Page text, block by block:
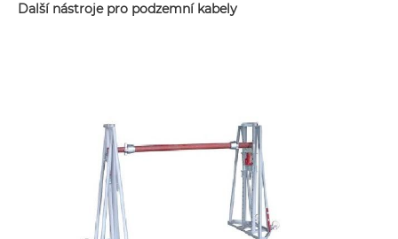
Další nástroje pro podzemní kabely